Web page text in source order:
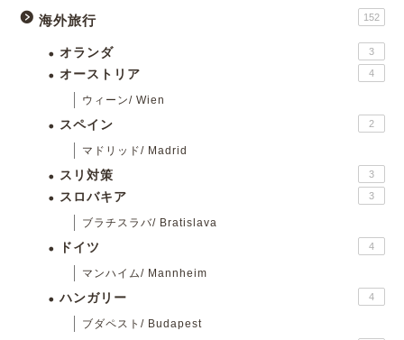
海外旅行 152
オランダ 3
オーストリア 4
ウィーン/ Wien
スペイン 2
マドリッド/ Madrid
スリ対策 3
スロバキア 3
ブラチスラバ/ Bratislava
ドイツ 4
マンハイム/ Mannheim
ハンガリー 4
ブダペスト/ Budapest